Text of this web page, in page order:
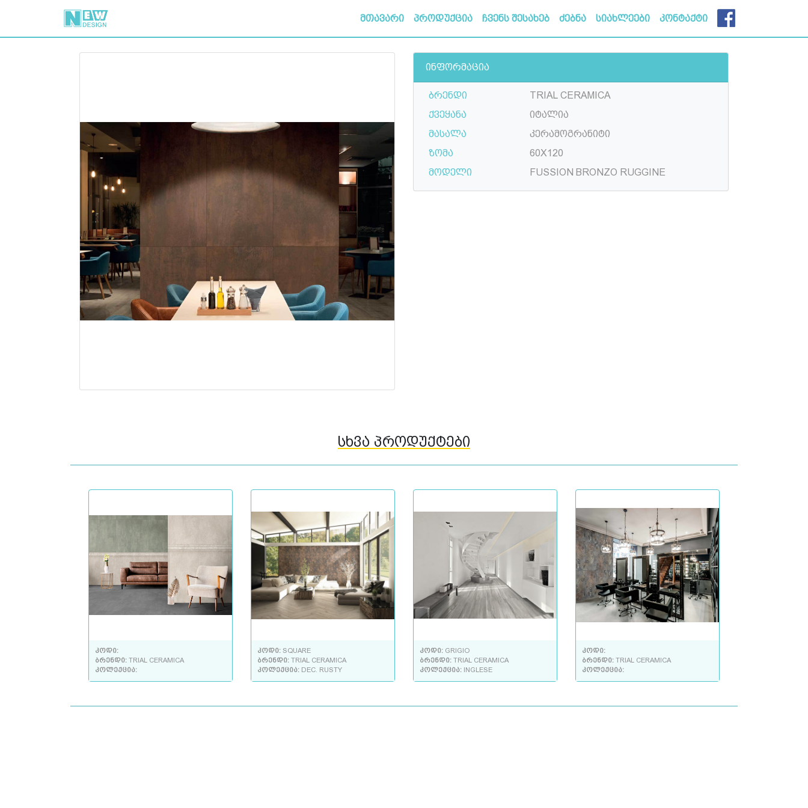
მთავარი პროდუქცია ჩვენს შესახებ ძებნა სიახლეები კონტაქტი
ინფორმაცია
ბრენდი
TRIAL CERAMICA
ქვეყანა
იტალია
მასალა
კერამოგრანიტი
ზომა
60X120
მოდელი
FUSSION BRONZO RUGGINE
სხვა პროდუქტები
კოდი:
ბრენდი: TRIAL CERAMICA
კოლექცია:
კოდი: SQUARE
ბრენდი: TRIAL CERAMICA
კოლექცია: DEC. RUSTY
კოდი: GRIGIO
ბრენდი: TRIAL CERAMICA
კოლექცია:
INGLESE
კოდი:
ბრენდი: TRIAL CERAMICA
კოლექცია: